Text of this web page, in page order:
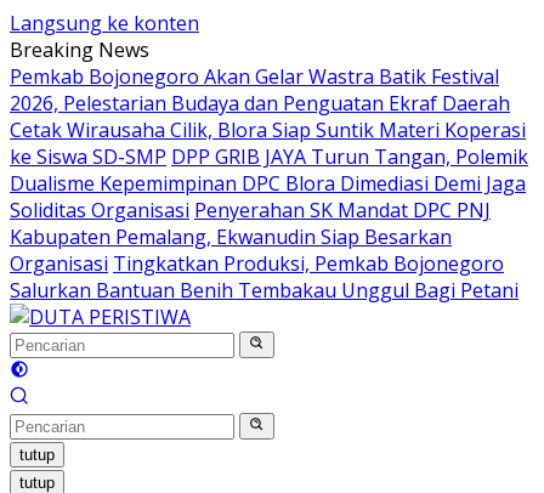
Langsung ke konten
Breaking News
Pemkab Bojonegoro Akan Gelar Wastra Batik Festival
2026, Pelestarian Budaya dan Penguatan Ekraf Daerah
Cetak Wirausaha Cilik, Blora Siap Suntik Materi Koperasi
ke Siswa SD-SMP DPP GRIB JAYA Turun Tangan, Polemik
Dualisme Kepemimpinan DPC Blora Dimediasi Demi Jaga
Soliditas Organisasi Penyerahan SK Mandat DPC PNJ
Kabupaten Pemalang, Ekwanudin Siap Besarkan
Organisasi Tingkatkan Produksi, Pemkab Bojonegoro
Salurkan Bantuan Benih Tembakau Unggul Bagi Petani
tutup
tutup